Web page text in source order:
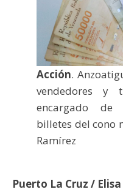
Acción.
vendedores y
encargado de
billetes del cono
Ramírez
Puerto La Cruz /